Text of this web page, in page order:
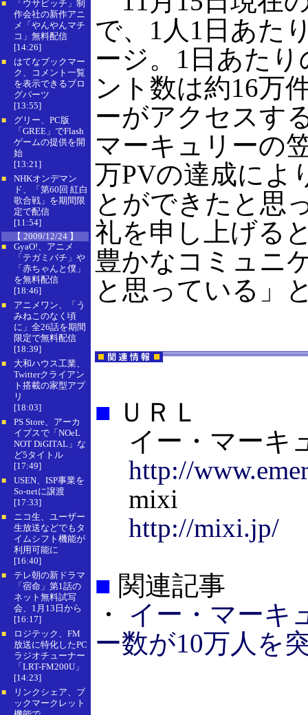
■
「ウサビッチ」制
作会社の新作アニ
メ「やんやんマチ
コ」無料配信
[14:26]
■
はてなブックマー
ク、コメント一覧
を表示できるブロ
グパーツ
[13:55]
■
グリー、PC版
「GREE」でFlash
ゲームの提供を開
始
[13:21]
■
NHKオンデマン
ド、「第60回 紅白
歌合戦」を期間限
定で配信
[11:54]
【 2009/12/24 】
■
GyaO!、アニメ
「テガミバチ」や
「赤ちゃんと僕」
を無料配信
[18:46]
■
アニメワン、「う
みねこのなく頃
に」全26話を期間
限定で無料配信
[18:39]
■
大和ハウス工業、
Twitterクライアン
ト搭載の家型アプ
リ
[18:03]
■
PS Store、アーカ
イブスで「NOeL
NOT DiGITAL」な
ど5タイトル
[17:49]
■
USEN、ISP事業を
So-netに譲渡
[17:33]
■
ニコ生、ユーザー
生放送などでもタ
イムシフト機能が
利用可能に
[16:40]
■
テレ朝の新ドラマ
「宿命」第1話の
ネット無料試写
会、1月13日から
[16:17]
■
ロジテック、FM
放送に特化したPC
ラジオチューナー
「LRT-FM200U」
[14:23]
■
リンクシェア、ブ
ックマークレット
で、1人1日あた
ージ。1日あた
ント数は約16万
ーがアクセスす
マーキュリーの
万PVの達成によ
とができたと思
礼を申し上げる
豊かなコミュニ
と思っている」
■ ＵＲＬ
イー・マーキ
http://
mixi
http://mixi.jp/
■ 関連記事
・ イー・マーキ
ー数が10万人を